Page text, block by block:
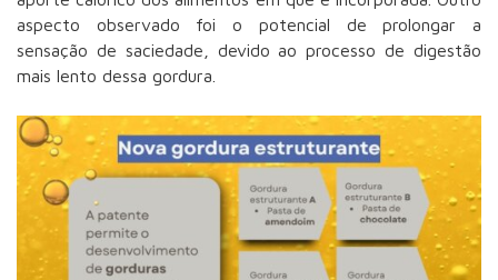
aspecto observado foi o potencial de prolongar a
sensação de saciedade, devido ao processo de digestão
mais lento dessa gordura.